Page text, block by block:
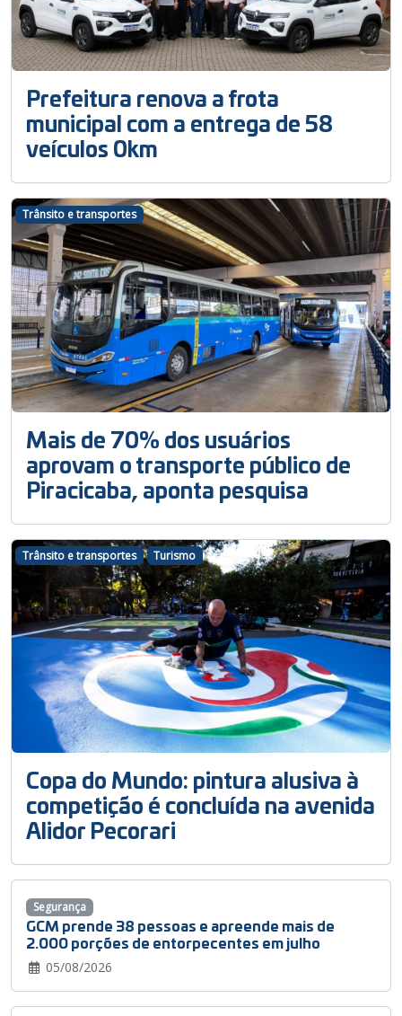
Prefeitura renova a frota
municipal com a entrega de 58
veículos 0km
Mais de 70% dos usuários
aprovam o transporte público de
Piracicaba, aponta pesquisa
Trânsito e transportes
Copa do Mundo: pintura alusiva à
competição é concluída na avenida
Alidor Pecorari
Trânsito e transportes Turismo
GCM prende 38 pessoas e apreende mais de
2.000 porções de entorpecentes em julho
05/08/2026
Segurança